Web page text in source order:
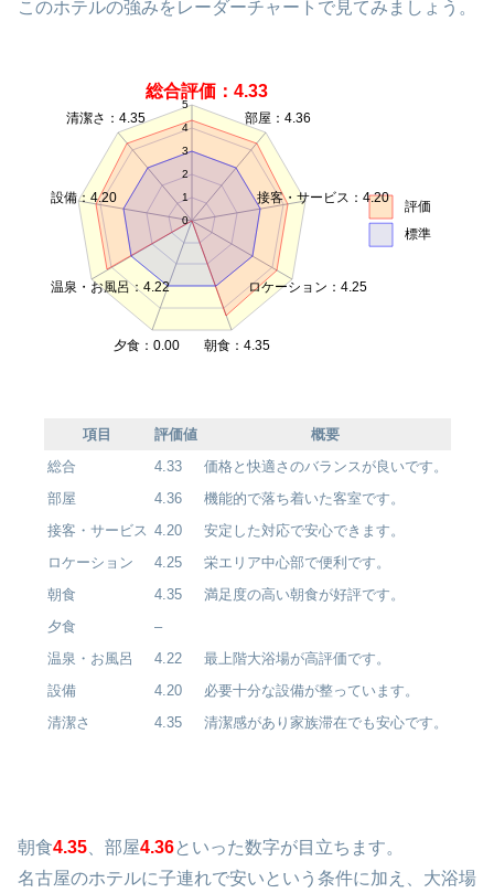
このホテルの強みをレーダーチャートで見てみましょう。
0
1
2
3
4
5
総合評価：4.33
部屋：4.36
接客・サービス：4.20
ロケーション：4.25
朝食：4.35
夕食：0.00
温泉・お風呂：4.22
設備：4.20
清潔さ：4.35
評価
標準
項目 評価値
概要
総合
4.33
価格と快適さのバランスが良いです。
部屋
4.36
機能的で落ち着いた客室です。
接客・サービス 4.20
安定した対応で安心できます。
ロケーション
4.25
栄エリア中心部で便利です。
朝食
4.35
満足度の高い朝食が好評です。
夕食
–
温泉・お風呂
4.22
最上階大浴場が高評価です。
設備
4.20
必要十分な設備が整っています。
清潔さ
4.35 清潔感があり家族滞在でも安心です。
朝食4.35 、部屋4.36といった数字が目立ちます。
名古屋のホテルに子連れで安いという条件に加え、大浴場